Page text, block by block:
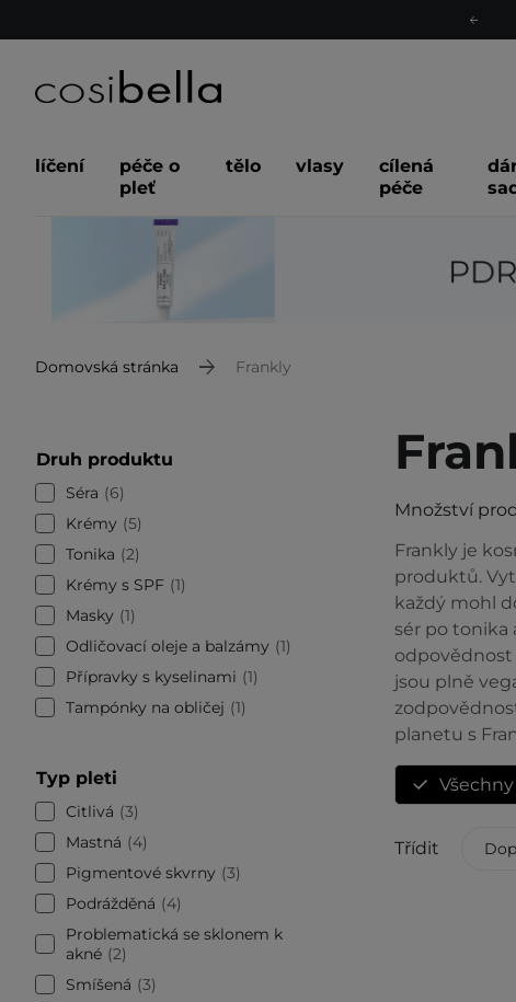
líčení
péče o
pleť
tělo vlasy
cílená
péče
Domovská stránka Frankly
Druh produktu
Séra
6
Krémy
5
Tonika
2
Krémy s SPF 1
Masky
1
Odličovací oleje a balzámy
1
Přípravky s kyselinami
1
Tampónky na obličej
1
Typ pleti
Citlivá
3
Mastná
4
Pigmentové skvrny
3
Podrážděná
4
Problematická se sklonem k
akné 2
Smíšená
3
Množství
Frankly je
produktů.
každý mohl
sér po tonika
jsou plně
planetu s
Všechny
Třídit